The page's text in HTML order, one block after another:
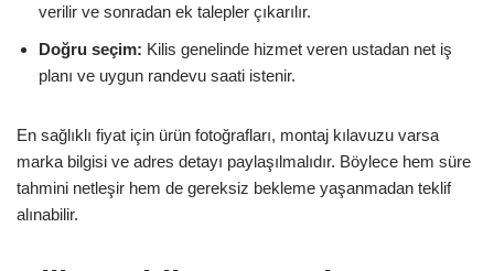
verilir ve sonradan ek talepler çıkarılır.
Doğru seçim: Kilis genelinde hizmet veren ustadan net iş
planı ve uygun randevu saati istenir.
En sağlıklı fiyat için ürün fotoğrafları, montaj kılavuzu varsa
marka bilgisi ve adres detayı paylaşılmalıdır. Böylece hem süre
tahmini netleşir hem de gereksiz bekleme yaşanmadan teklif
alınabilir.